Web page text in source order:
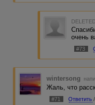
DELETED
очень
#73
wintersong
Жаль, что
#71 Ответить /